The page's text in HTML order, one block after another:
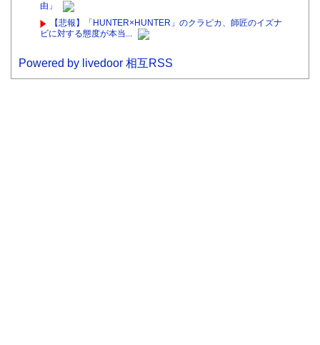
由」
【悲報】「HUNTER×HUNTER」のクラピカ、師匠のイズナ
ビに対する態度が本当...
Powered by livedoor 相互RSS